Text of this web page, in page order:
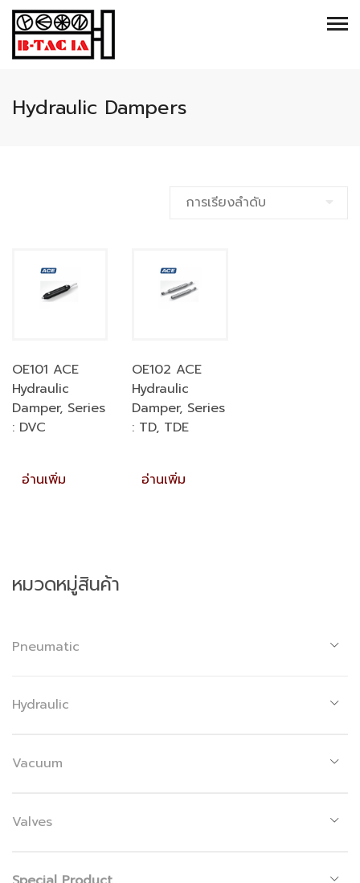
Hydraulic Dampers
OE101 ACE
Hydraulic
Damper, Series
: DVC
อ่านเพิ่ม
OE102 ACE
Hydraulic
Damper, Series
: TD, TDE
อ่านเพิ่ม
หมวดหมู่สินค้า
Pneumatic
Hydraulic
Vacuum
Valves